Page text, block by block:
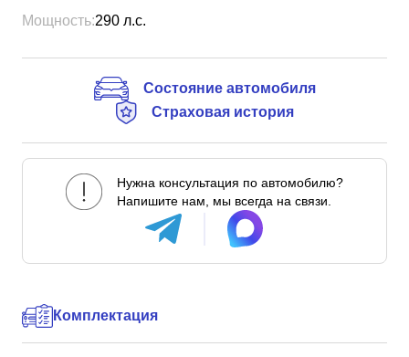
Мощность:290 л.с.
Состояние автомобиля
Страховая история
Нужна консультация по автомобилю?
Напишите нам, мы всегда на связи.
Комплектация